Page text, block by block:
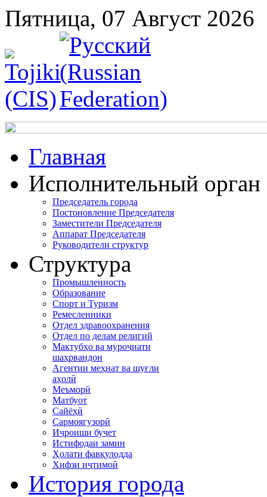
Пятница, 07 Август 2026
Главная
Исполнительный орган
Председатель города
Постоновление Председателя
Заместители Председателя
Аппарат Председателя
Руководители структур
Структура
Промышленность
Образование
Спорт и Туризм
Ремесленники
Отдел здравоохранения
Отдел по делам религий
Мактубҳо ва муроҷиати
шаҳрвандон
Агентии меҳнат ва шуғли
аҳолӣ
Меъморӣ
Матбуот
Сайёҳӣ
Сармоягузорӣ
Иҷроиши буҷет
Истифодаи замин
Ҳолати фавқулодда
Хифзи иҷтимоӣ
История города